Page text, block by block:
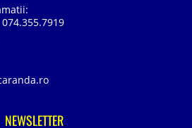
NEWSLETTER